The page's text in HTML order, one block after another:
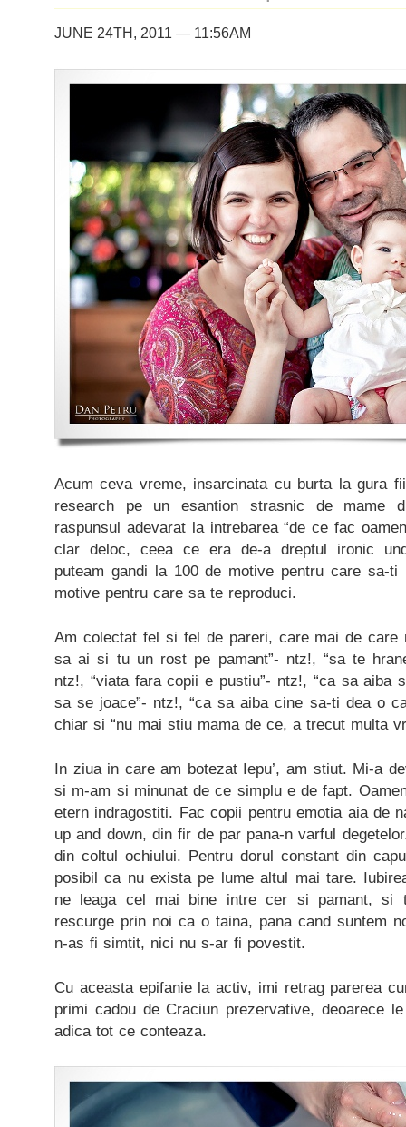
JUNE 24TH, 2011 — 11:56AM
Acum ceva vreme, insarcinata cu burta la gura
research pe un esantion strasnic de mame
raspunsul adevarat la intrebarea “de ce fac
clar deloc, ceea ce era de-a dreptul ironic
puteam gandi la 100 de motive pentru care sa-
motive pentru care sa te reproduci.
Am colectat fel si fel de pareri, care mai de care
sa ai si tu un rost pe pamant”- ntz!, “sa te
ntz!, “viata fara copii e pustiu”- ntz!, “ca sa aiba
sa se joace”- ntz!, “ca sa aiba cine sa-ti dea o
chiar si “nu mai stiu mama de ce, a trecut multa
In ziua in care am botezat Iepu’, am stiut. Mi-a
si m-am si minunat de ce simplu e de fapt.
etern indragostiti. Fac copii pentru emotia aia de
up and down, din fir de par pana-n varful
din coltul ochiului. Pentru dorul constant din
posibil ca nu exista pe lume altul mai tare.
ne leaga cel mai bine intre cer si pamant, si
rescurge prin noi ca o taina, pana cand suntem
n-as fi simtit, nici nu s-ar fi povestit.
Cu aceasta epifanie la activ, imi retrag parerea
primi cadou de Craciun prezervative, deoarece
adica tot ce conteaza.